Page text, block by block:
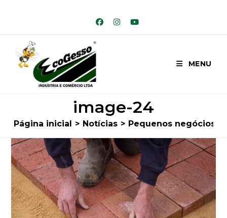
conteúdo
MENU
image-24
Página inicial > Notícias > Pequenos negócios